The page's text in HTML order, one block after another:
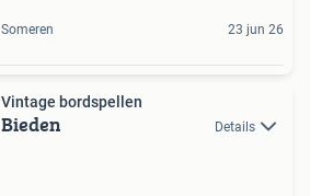
Someren 23 jun 26
Vintage bordspellen
Bieden Details